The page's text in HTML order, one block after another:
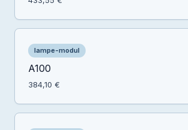
lampe-modul
A100
384,10 €